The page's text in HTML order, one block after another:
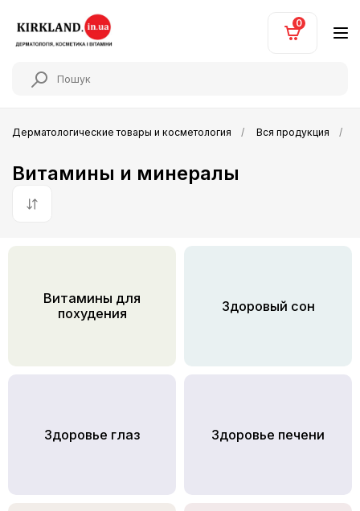
0
Дерматологические товары и косметология Вся продукция
Витамины и минералы
По умолчанию
Витамины для
похудения
Здоровый сон
Здоровье глаз Здоровье печени